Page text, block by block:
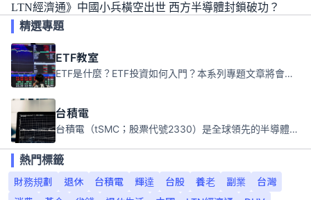
LTN經濟通》中國小兵橫空出世 西方半導體封鎖破功？
精選專題
ETF教室
ETF是什麼？ETF投資如何入門？本系列專題文章將會告訴你新手必須知道的ETF基礎知識。
台積電
台積電（tSMC；股票代號2330）是全球領先的半導體代工公司，成立於1987年，總部位於台灣新竹。且已於美國、日本、德國及中國設廠，台積電是全球首家專業積體電路製造服務公司，也是全球最先進和最大規模的半導體代工廠。
熱門標籤
財務規劃
退休 台積電 輝達 台股 養老 副業
台灣